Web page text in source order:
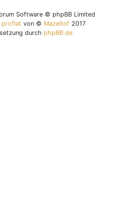
Software © phpBB Limited
proflat von © Mazeltof2017
durch phpBB.de